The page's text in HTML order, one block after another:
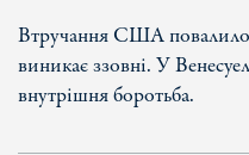
Втручання США повалило
виникає ззовні. У
внутрішня боротьба.